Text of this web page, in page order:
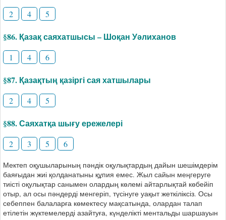
2 4 5
§86. Қазақ саяхатшысы – Шоқан Уәлиханов
1 4 6
§87. Қазақтың қазіргі сая хатшылары
2 4 5
§88. Саяхатқа шығу ережелері
2 3 5 6
Мектеп оқушыларының пәндік оқулықтардың дайын шешімдерім
баяғыдан жиі қолданатыны құпия емес. Жыл сайын меңгеруге
тиісті оқулықтар санымен олардың көлемі айтарлықтай көбейіп
отыр, ал осы пәндерді менгеріп, түсінуге уақыт жеткіліксіз. Осы
себеппен балаларға көмектесу мақсатында, олардан талап
етілетін жүктемелерді азайтуға, күнделікті ментальды шаршауын